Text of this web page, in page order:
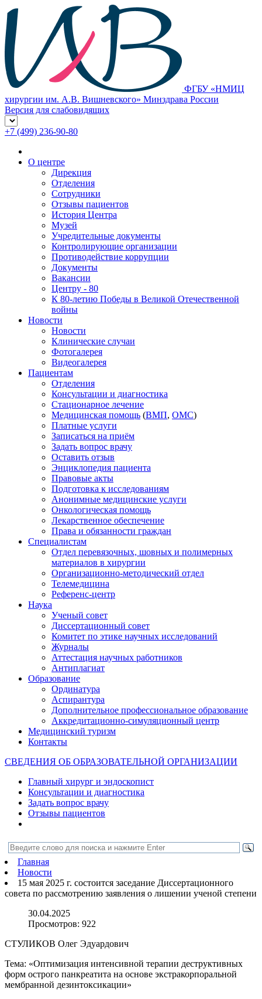
ФГБУ «НМИЦ
хирургии им. А.В. Вишневского» Минздрава России
Версия для слабовидящих
+7 (499) 236-90-80
О центре
Дирекция
Отделения
Сотрудники
Отзывы пациентов
История Центра
Музей
Учредительные документы
Контролирующие организации
Противодействие коррупции
Документы
Вакансии
Центру - 80
К 80-летию Победы в Великой Отечественной
войны
Новости
Новости
Клинические случаи
Фотогалерея
Видеогалерея
Пациентам
Отделения
Консультации и диагностика
Стационарное лечение
Медицинская помощь (ВМП, ОМС)
Платные услуги
Записаться на приём
Задать вопрос врачу
Оставить отзыв
Энциклопедия пациента
Правовые акты
Подготовка к исследованиям
Анонимные медицинские услуги
Онкологическая помощь
Лекарственное обеспечение
Права и обязанности граждан
Специалистам
Отдел перевязочных, шовных и полимерных
материалов в хирургии
Организационно-методический отдел
Телемедицина
Референс-центр
Наука
Ученый совет
Диссертационный совет
Комитет по этике научных исследований
Журналы
Аттестация научных работников
Антиплагиат
Образование
Ординатура
Аспирантура
Дополнительное профессиональное образование
Аккредитационно-симуляционный центр
Медицинский туризм
Контакты
СВЕДЕНИЯ ОБ ОБРАЗОВАТЕЛЬНОЙ ОРГАНИЗАЦИИ
Главный хирург и эндоскопист
Консультации и диагностика
Задать вопрос врачу
Отзывы пациентов
Главная
Новости
15 мая 2025 г. состоится заседание Диссертационного
совета по рассмотрению заявления о лишении ученой степени
30.04.2025
Просмотров: 922
СТУЛИКОВ Олег Эдуардович
Тема: «Оптимизация интенсивной терапии деструктивных
форм острого панкреатита на основе экстракорпоральной
мембранной дезинтоксикации»